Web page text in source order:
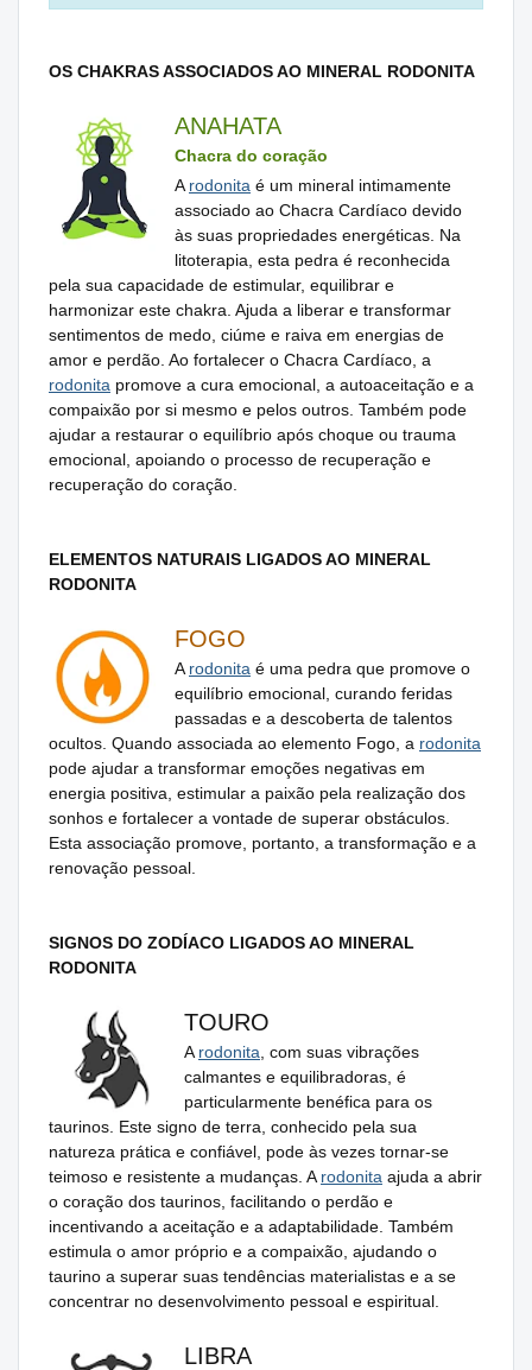
OS CHAKRAS ASSOCIADOS AO MINERAL RODONITA
ANAHATA
Chacra do coração
A rodonita é um mineral intimamente
associado ao Chacra Cardíaco devido
às suas propriedades energéticas. Na
litoterapia, esta pedra é reconhecida
pela sua capacidade de estimular, equilibrar e
harmonizar este chakra. Ajuda a liberar e transformar
sentimentos de medo, ciúme e raiva em energias de
amor e perdão. Ao fortalecer o Chacra Cardíaco, a
rodonita promove a cura emocional, a autoaceitação e a
compaixão por si mesmo e pelos outros. Também pode
ajudar a restaurar o equilíbrio após choque ou trauma
emocional, apoiando o processo de recuperação e
recuperação do coração.
ELEMENTOS NATURAIS LIGADOS AO MINERAL
RODONITA
FOGO
A rodonita é uma pedra que promove o
equilíbrio emocional, curando feridas
passadas e a descoberta de talentos
ocultos. Quando associada ao elemento Fogo, a rodonita
pode ajudar a transformar emoções negativas em
energia positiva, estimular a paixão pela realização dos
sonhos e fortalecer a vontade de superar obstáculos.
Esta associação promove, portanto, a transformação e a
renovação pessoal.
SIGNOS DO ZODÍACO LIGADOS AO MINERAL
RODONITA
TOURO
A rodonita , com suas vibrações
calmantes e equilibradoras, é
particularmente benéfica para os
taurinos. Este signo de terra, conhecido pela sua
natureza prática e confiável, pode às vezes tornar-se
teimoso e resistente a mudanças. A rodonita ajuda a abrir
o coração dos taurinos, facilitando o perdão e
incentivando a aceitação e a adaptabilidade. Também
estimula o amor próprio e a compaixão, ajudando o
taurino a superar suas tendências materialistas e a se
concentrar no desenvolvimento pessoal e espiritual.
LIBRA